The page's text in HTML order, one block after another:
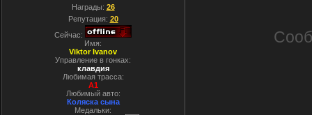
Награды: 26
Репутация: 20
Сейчас:
Имя:
Viktor Ivanov
Управление в гонках:
клавдия
Любимая трасса:
A1
Любимый авто:
Коляска сына
Медальки: